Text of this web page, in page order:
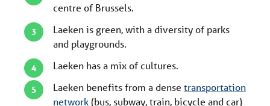
centre of Brussels.
Laeken is green, with a diversity of parks
and playgrounds.
Laeken has a mix of cultures.
Laeken benefits from a dense transportation
network(bus, subway, train, bicycle and car)